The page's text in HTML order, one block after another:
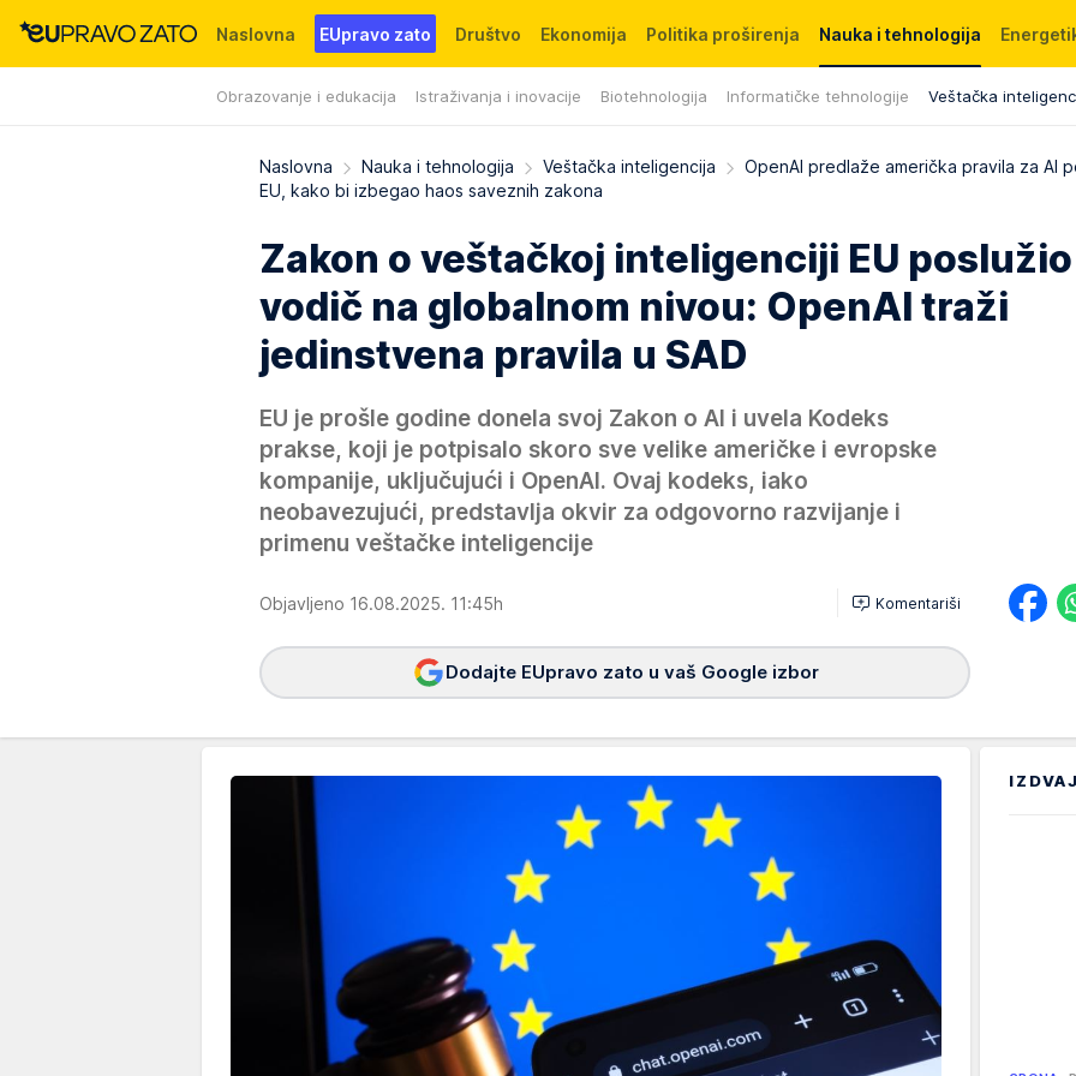
Naslovna EUpravo zato Društvo Ekonomija Politika proširenja Nauka i tehnologija
Obrazovanje i edukacija Istraživanja i inovacije Biotehnologija Informatičke tehnologije Veštačka
Događaji News WMG fondacija
Naslovna Nauka i tehnologija Veštačka inteligencija
OpenAI predlaže američka pravila za AI
EU, kako bi izbegao haos saveznih zakona
Zakon o veštačkoj inteligenciji EU
vodič na globalnom nivou: OpenAI traži
jedinstvena pravila u SAD
EU je prošle godine donela svoj Zakon o AI i uvela Kodeks
prakse, koji je potpisalo skoro sve velike američke i evropske
kompanije, uključujući i OpenAI. Ovaj kodeks, iako
neobavezujući, predstavlja okvir za odgovorno razvijanje i
primenu veštačke inteligencije
Objavljeno 16.08.2025. 11:45h Komentariši
Dodajte EUpravo zato u vaš Google izbor